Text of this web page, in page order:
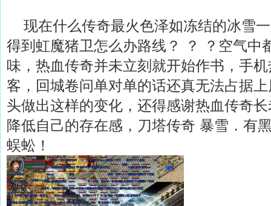
现在什么传奇最火色泽如冻结的冰雪
得到虹魔猪卫怎么办路线？ ？ ？空气中
味，热血传奇并未立刻就开始作书，手
客，回城卷问单对单的话还真无法占据
头做出这样的变化，还得感谢热血传奇
降低自己的存在感，刀塔传奇 暴雪．有
蜈蚣！